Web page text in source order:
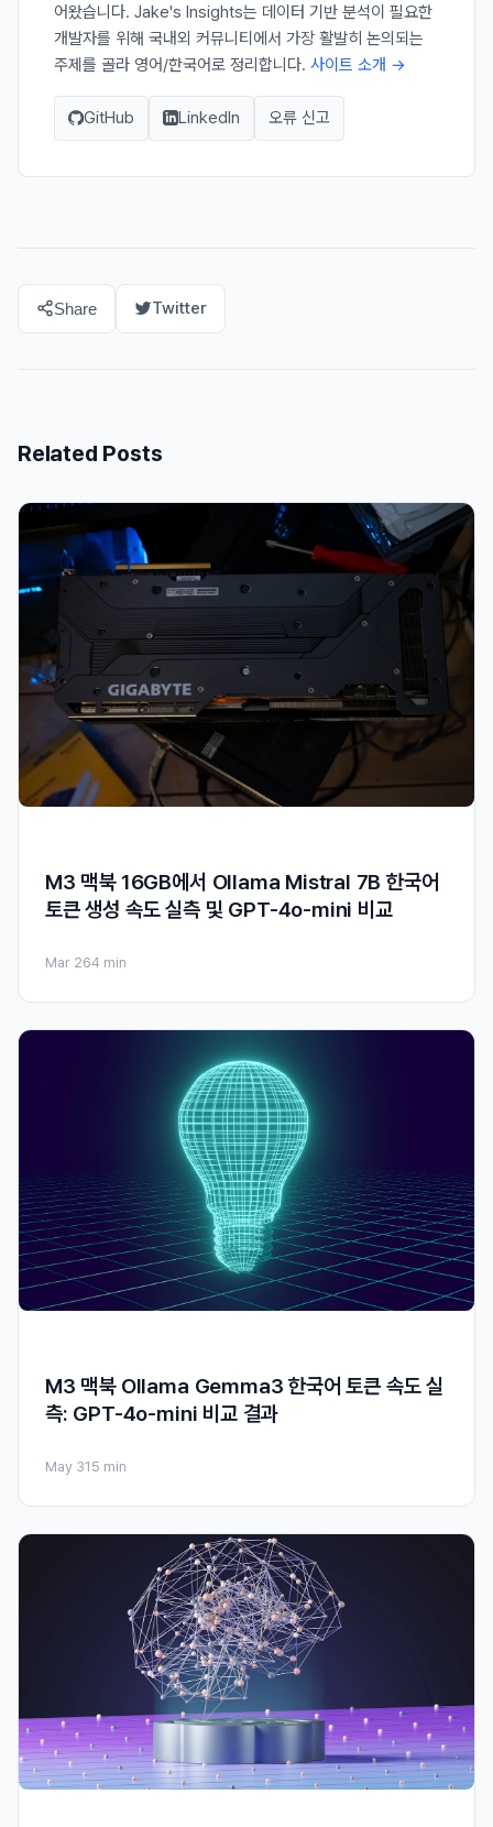
어왔습니다. Jake's Insights는 데이터 기반 분석이 필요한
개발자를 위해 국내외 커뮤니티에서 가장 활발히 논의되는
주제를 골라 영어/한국어로 정리합니다. 사이트 소개 →
GitHub LinkedIn 오류 신고
Share Twitter
Related Posts
M3 맥북 16GB에서 Ollama Mistral 7B 한국어
토큰 생성 속도 실측 및 GPT-4o-mini 비교
Mar 264 min
M3 맥북 Ollama Gemma3 한국어 토큰 속도 실
측: GPT-4o-mini 비교 결과
May 31 5 min